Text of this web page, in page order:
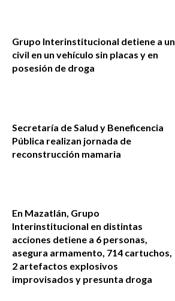
Grupo Interinstitucional detiene a un
civil en un vehículo sin placas y en
posesión de droga
Secretaría de Salud y Beneficencia
Pública realizan jornada de
reconstrucción mamaria
En Mazatlán, Grupo
Interinstitucional en distintas
acciones detiene a 6 personas,
asegura armamento, 714 cartuchos,
2 artefactos explosivos
improvisados y presunta droga